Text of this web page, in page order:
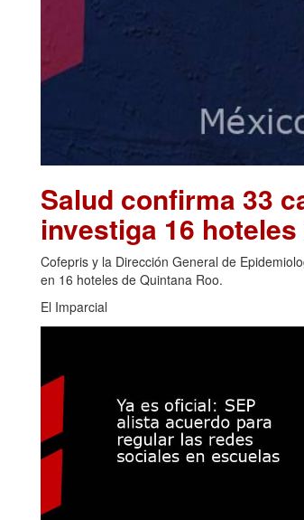
Salud confirma 33
investiga 16
Cofepris y la Dirección General de
en 16 hoteles de Quintana Roo.
El Imparcial